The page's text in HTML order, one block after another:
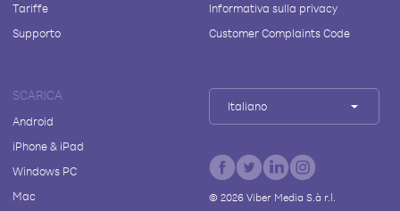
Tariffe
Supporto
Informativa sulla privacy
Customer Complaints Code
SCARICA
Android
iPhone & iPad
Windows PC
Mac
Italiano
© 2026Viber Media S.à r.l.